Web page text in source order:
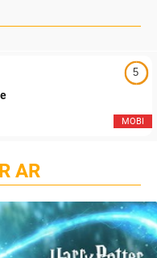
5
MOBI
AR